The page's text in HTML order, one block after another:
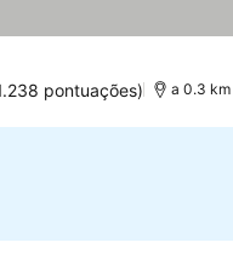
pontuações) a 0.3 km